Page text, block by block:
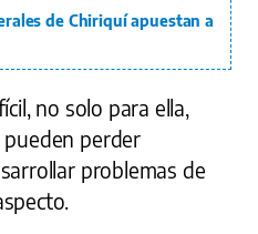
de Chiriquí apuestan a
no solo para ella,
perder
problemas de